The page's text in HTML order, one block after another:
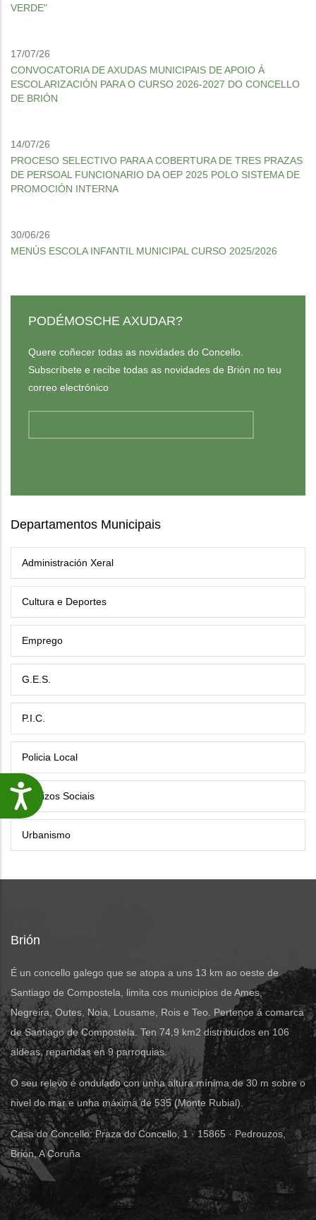
Accesibilidade
VERDE"
17/07/26
CONVOCATORIA DE AXUDAS MUNICIPAIS DE APOIO Á
ESCOLARIZACIÓN PARA O CURSO 2026-2027 DO CONCELLO
DE BRIÓN
14/07/26
PROCESO SELECTIVO PARA A COBERTURA DE TRES PRAZAS
DE PERSOAL FUNCIONARIO DA OEP 2025 POLO SISTEMA DE
PROMOCIÓN INTERNA
30/06/26
MENÚS ESCOLA INFANTIL MUNICIPAL CURSO 2025/2026
PODÉMOSCHE AXUDAR?
Quere coñecer todas as novidades do Concello.
Subscríbete e recibe todas as novidades de Brión no teu
correo electrónico
Departamentos Municipais
Administración Xeral
Cultura e Deportes
Emprego
G.E.S.
P.I.C.
Policia Local
Servizos Sociais
Urbanismo
Brión
É un concello galego que se atopa a uns 13 km ao oeste de
Santiago de Compostela, limita cos municipios de Ames,
Negreira, Outes, Noia, Lousame, Rois e Teo. Pertence á comarca
de Santiago de Compostela. Ten 74,9 km2 distribuídos en 106
aldeas, repartidas en 9 parroquias.
O seu relevo é ondulado con unha altura mínima de 30 m sobre o
nivel do mar e unha máxima de 535 (Monte Rubial).
Casa do Concello: Praza do Concello, 1 · 15865 · Pedrouzos,
Brión, A Coruña